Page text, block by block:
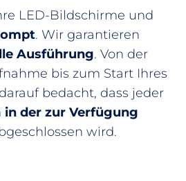
LED-Bildschirme und
. Wir garantieren
Ausführung. Von der
bis zum Start Ihres
bedacht, dass jeder
in der zur Verfügung
wird.